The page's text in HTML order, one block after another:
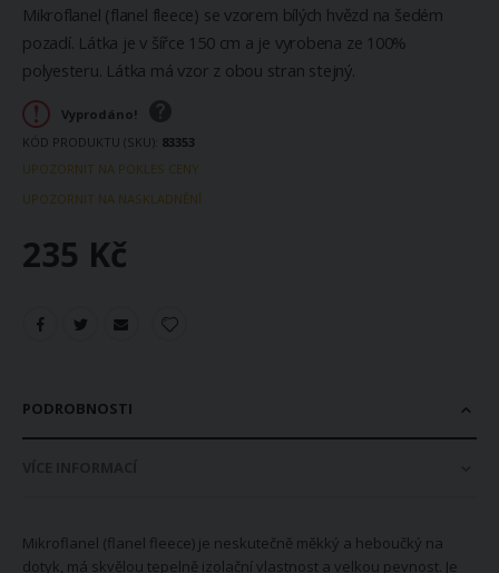
Mikroflanel (flanel fleece) se vzorem bílých hvězd na šedém
pozadí. Látka je v šířce 150 cm a je vyrobena ze 100%
polyesteru. Látka má vzor z obou stran stejný.
Vyprodáno!
KÓD PRODUKTU (SKU) 83353
UPOZORNIT NA POKLES CENY
UPOZORNIT NA NASKLADNĚNÍ
235 Kč
PODROBNOSTI
Mikroflanel (flanel fleece) je neskutečně měkký a heboučký na
dotyk, má skvělou tepelně izolační vlastnost a velkou pevnost. Je